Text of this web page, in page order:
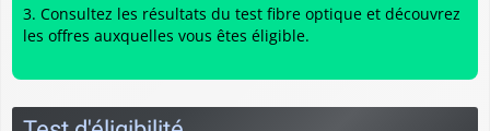
Consultez les résultats du test fibre optique et découvrez
les offres auxquelles vous êtes éligible.